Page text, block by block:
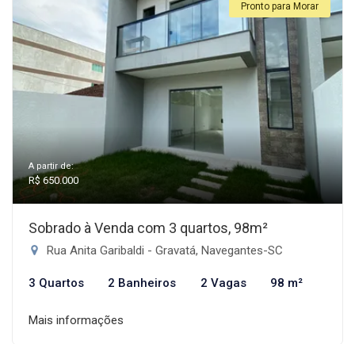
Pronto para Morar
A partir de:
R$ 650.000
Sobrado à Venda com 3 quartos, 98m²
Rua Anita Garibaldi - Gravatá, Navegantes-SC
3 Quartos 2 Banheiros 2 Vagas 98 m²
Mais informações